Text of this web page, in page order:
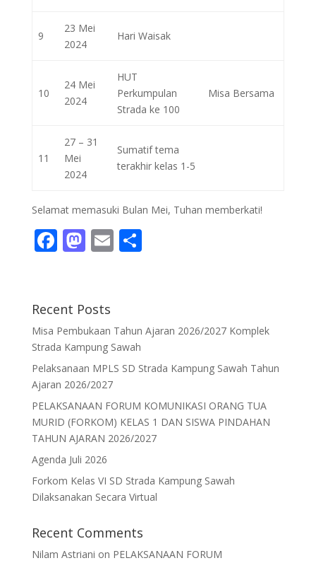
9
23 Mei
2024
Hari Waisak
10
24 Mei
2024
HUT
Perkumpulan
Strada ke 100
Misa Bersama
11
27 – 31
Mei
2024
Sumatif tema
terakhir kelas 1-5
Selamat memasuki Bulan Mei, Tuhan memberkati!
F
b
o
o
k
M
d
o
n
E S
Recent Posts
Misa Pembukaan Tahun Ajaran 2026/2027 Komplek
Strada Kampung Sawah
Pelaksanaan MPLS SD Strada Kampung Sawah Tahun
Ajaran 2026/2027
PELAKSANAAN FORUM KOMUNIKASI ORANG TUA
MURID (FORKOM) KELAS 1 DAN SISWA PINDAHAN
TAHUN AJARAN 2026/2027
Agenda Juli 2026
Forkom Kelas VI SD Strada Kampung Sawah
Dilaksanakan Secara Virtual
Recent Comments
Nilam Astriani on PELAKSANAAN FORUM